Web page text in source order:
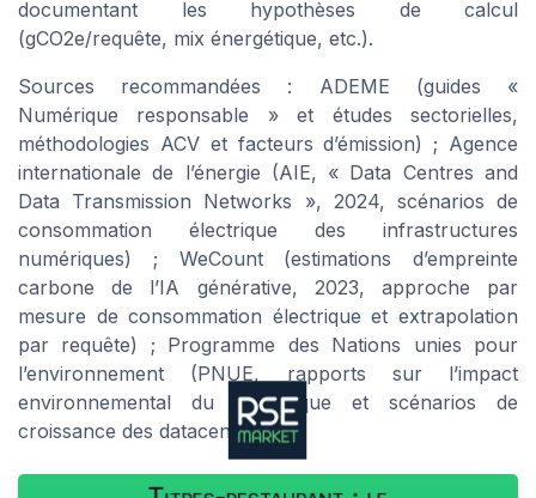
documentant les hypothèses de calcul
(gCO2e/requête, mix énergétique, etc.).
Sources recommandées : ADEME (guides «
Numérique responsable » et études sectorielles,
méthodologies ACV et facteurs d’émission) ; Agence
internationale de l’énergie (AIE, « Data Centres and
Data Transmission Networks », 2024, scénarios de
consommation électrique des infrastructures
numériques) ; WeCount (estimations d’empreinte
carbone de l’IA générative, 2023, approche par
mesure de consommation électrique et extrapolation
par requête) ; Programme des Nations unies pour
l’environnement (PNUE, rapports sur l’impact
environnemental du numérique et scénarios de
croissance des datacenters).